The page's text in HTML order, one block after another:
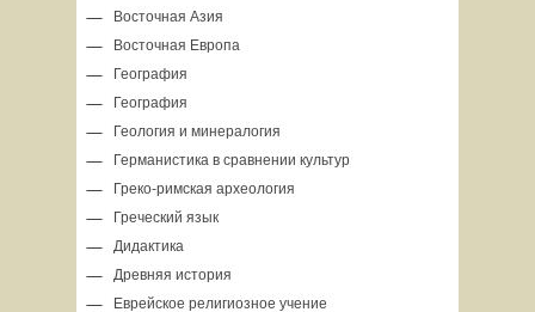
Восточная Азия
Восточная Европа
География
География
Геология и минералогия
Германистика в сравнении культур
Греко-римская археология
Греческий язык
Дидактика
Древняя история
Еврейское религиозное учение